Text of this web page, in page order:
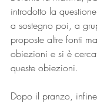
introdotto la
a sostegno poi, a
proposte altre fonti
obiezioni e si è
queste obiezioni.
Dopo il pranzo,